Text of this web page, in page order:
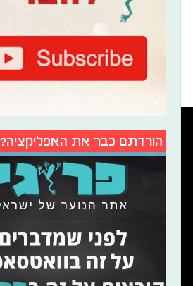
הורדתם כבר את האפליקציה?